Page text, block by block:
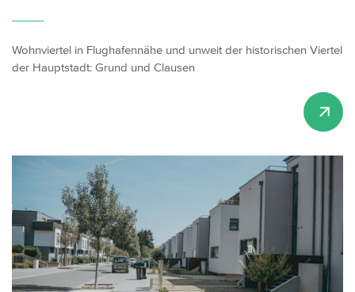
Wohnviertel in Flughafennähe und unweit der historischen Viertel
der Hauptstadt: Grund und Clausen